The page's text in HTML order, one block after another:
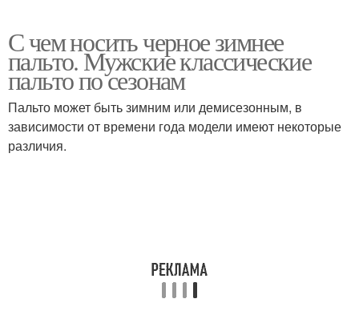
С чем носить черное зимнее
пальто. Мужские классические
пальто по сезонам
Пальто может быть зимним или демисезонным, в
зависимости от времени года модели имеют некоторые
различия.